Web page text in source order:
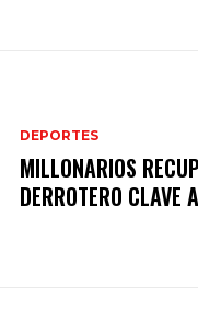
DEPORTES
MILLONARIOS
DERROTERO CLAVE